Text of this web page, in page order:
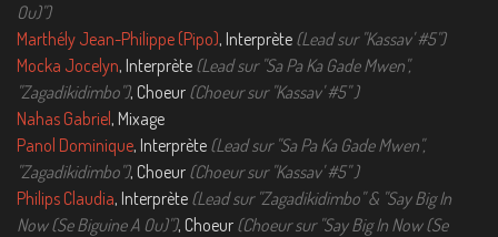
Ou)")
Marthély Jean-Philippe (Pipo), Interprète (Lead sur "Kassav' #5")
Mocka Jocelyn, Interprète (Lead sur "Sa Pa Ka Gade Mwen",
"Zagadikidimbo"), Choeur (Choeur sur "Kassav' #5" )
Nahas Gabriel, Mixage
Panol Dominique, Interprète (Lead sur "Sa Pa Ka Gade Mwen",
"Zagadikidimbo"), Choeur (Choeur sur "Kassav' #5" )
Philips Claudia, Interprète (Lead sur "Zagadikidimbo" & "Say Big In
Now (Se Biguine A Ou)"), Choeur (Choeur sur "Say Big In Now (Se